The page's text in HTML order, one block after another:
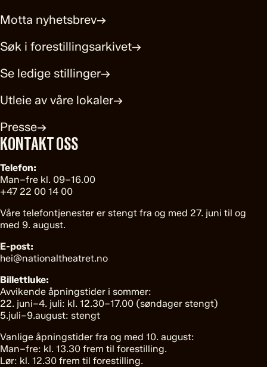
Motta nyhetsbrev→
Søk i forestillingsarkivet→
Se ledige stillinger→
Utleie av våre lokaler→
Presse→
KONTAKT OSS
Telefon:
Man–fre kl. 09–16.00
+47 22 00 14 00
Våre telefontjenester er stengt fra og med 27. juni til og
med 9. august.
E-post:
hei@nationaltheatret.no
Billettluke:
Avvikende åpningstider i sommer:
22. juni–4. juli: kl. 12.30–17.00 (søndager stengt)
5.juli–9.august: stengt
Vanlige åpningstider fra og med 10. august:
Man–fre: kl. 13.30 frem til forestilling.
Lør: kl. 12.30 frem til forestilling.